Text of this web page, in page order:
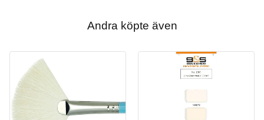
Andra köpte även